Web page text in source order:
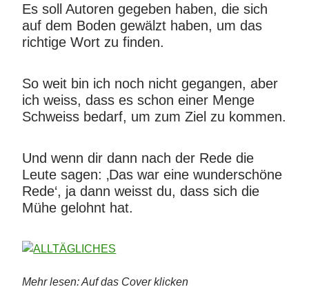
Es soll Autoren gegeben haben, die sich
auf dem Boden gewälzt haben, um das
richtige Wort zu finden.
So weit bin ich noch nicht gegangen, aber
ich weiss, dass es schon einer Menge
Schweiss bedarf, um zum Ziel zu kommen.
Und wenn dir dann nach der Rede die
Leute sagen: ‚Das war eine wunderschöne
Rede‘, ja dann weisst du, dass sich die
Mühe gelohnt hat.
Mehr lesen: Auf das Cover klicken